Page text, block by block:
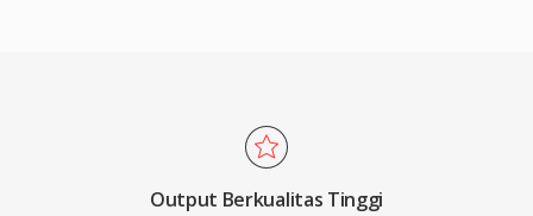
Output Berkualitas Tinggi